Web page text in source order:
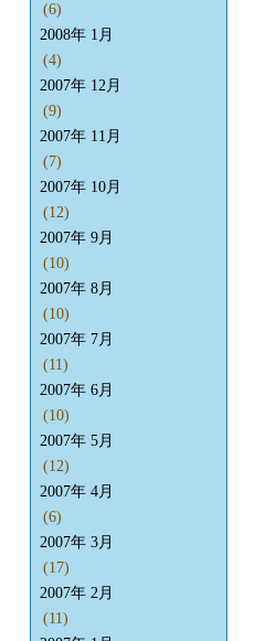
(6)
2008年 1月
(4)
2007年 12月
(9)
2007年 11月
(7)
2007年 10月
(12)
2007年 9月
(10)
2007年 8月
(10)
2007年 7月
(11)
2007年 6月
(10)
2007年 5月
(12)
2007年 4月
(6)
2007年 3月
(17)
2007年 2月
(11)